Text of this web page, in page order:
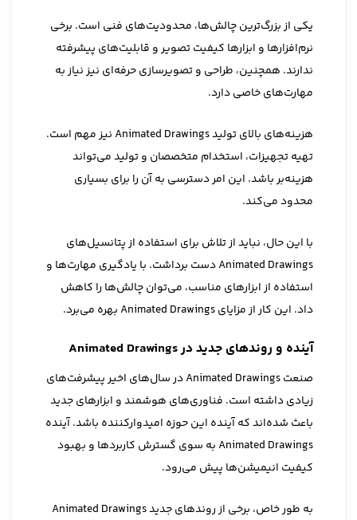
یکی از بزرگ‌ترین چالش‌ها، محدودیت‌های فنی است. برخی
نرم‌افزارها و ابزارها کیفیت تصویر و قابلیت‌های پیشرفته
ندارند. همچنین، طراحی و تصویرسازی حرفه‌ای نیز نیاز به
مهارت‌های خاصی دارد.
هزینه‌های بالای تولید Animated Drawings نیز مهم است.
تهیه تجهیزات، استخدام متخصصان و تولید می‌تواند
هزینه‌بر باشد. این امر دسترسی به آن را برای بسیاری
محدود می‌کند.
با این حال، نباید از تلاش برای استفاده از پتانسیل‌های
Animated Drawings دست برداشت. با یادگیری مهارت‌ها و
استفاده از ابزارهای مناسب، می‌توان چالش‌ها را کاهش
داد. این کار از مزایای Animated Drawings بهره می‌برد.
آینده و روندهای جدید در Animated Drawings
صنعت Animated Drawings در سال‌های اخیر پیشرفت‌های
زیادی داشته است. فناوری‌های هوشمند و ابزارهای جدید
باعث شده‌اند که آینده این حوزه امیدوارکننده باشد. آینده
Animated Drawings به سوی گسترش کاربردها و بهبود
کیفیت انیمیشن‌ها پیش می‌رود.
به طور خاص، برخی از روندهای جدید Animated Drawings